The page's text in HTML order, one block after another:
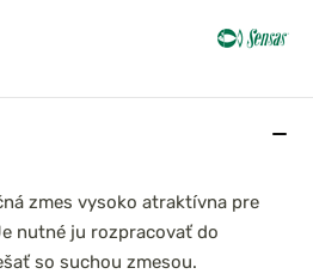
zmes vysoko atraktívna pre
nutné ju rozpracovať do
so suchou zmesou.